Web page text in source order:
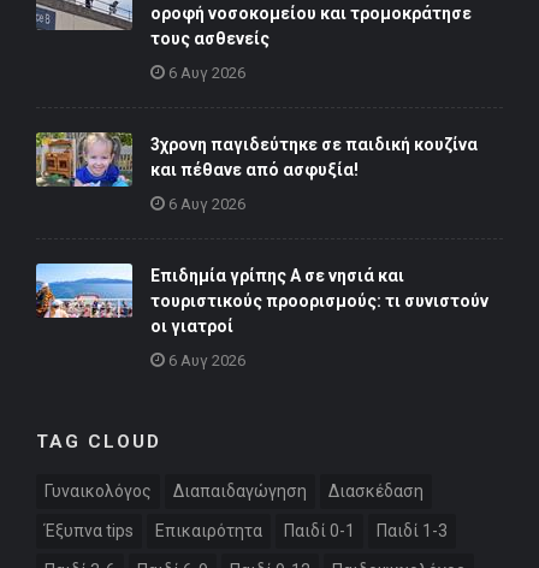
οροφή νοσοκομείου και τρομοκράτησε
τους ασθενείς
6 Αυγ 2026
3χρονη παγιδεύτηκε σε παιδική κουζίνα
και πέθανε από ασφυξία!
6 Αυγ 2026
Επιδημία γρίπης Α σε νησιά και
τουριστικούς προορισμούς: τι συνιστούν
οι γιατροί
6 Αυγ 2026
TAG CLOUD
Γυναικολόγος Διαπαιδαγώγηση Διασκέδαση
Έξυπνα tips Επικαιρότητα Παιδί 0-1 Παιδί 1-3